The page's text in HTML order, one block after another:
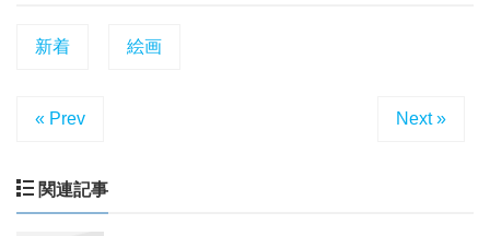
新着 絵画
« Prev Next »
関連記事